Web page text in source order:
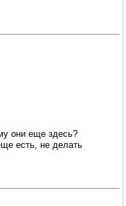
они еще здесь?
есть, не делать